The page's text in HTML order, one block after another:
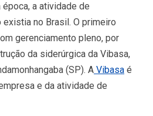
a atividade de
existia no Brasil. O primeiro
gerenciamento pleno, por
da siderúrgica da Vibasa,
(SP). A Vibasa é
e da atividade de